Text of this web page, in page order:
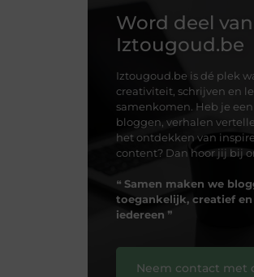
Word deel van
Iztougoud.be
Iztougoud.be is dé plek
creativiteit, schrijven en
samenkomen. Heb je
bloggen, verhalen
het ontdekken van
content? Dan hoor jij bij
❝ Samen maken we
toegankelijk, creatief
iedereen ❞
Neem contact met